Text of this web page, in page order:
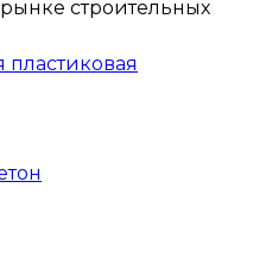
строительных
пластиковая